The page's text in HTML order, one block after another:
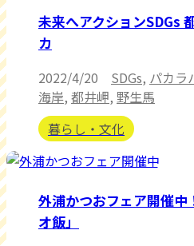
未来へアクションSDGs
カ
2022/4/20 SDGs, パカラ
海岸, 都井岬, 野生馬
暮らし・文化
外浦かつおフェア開催
オ飯」